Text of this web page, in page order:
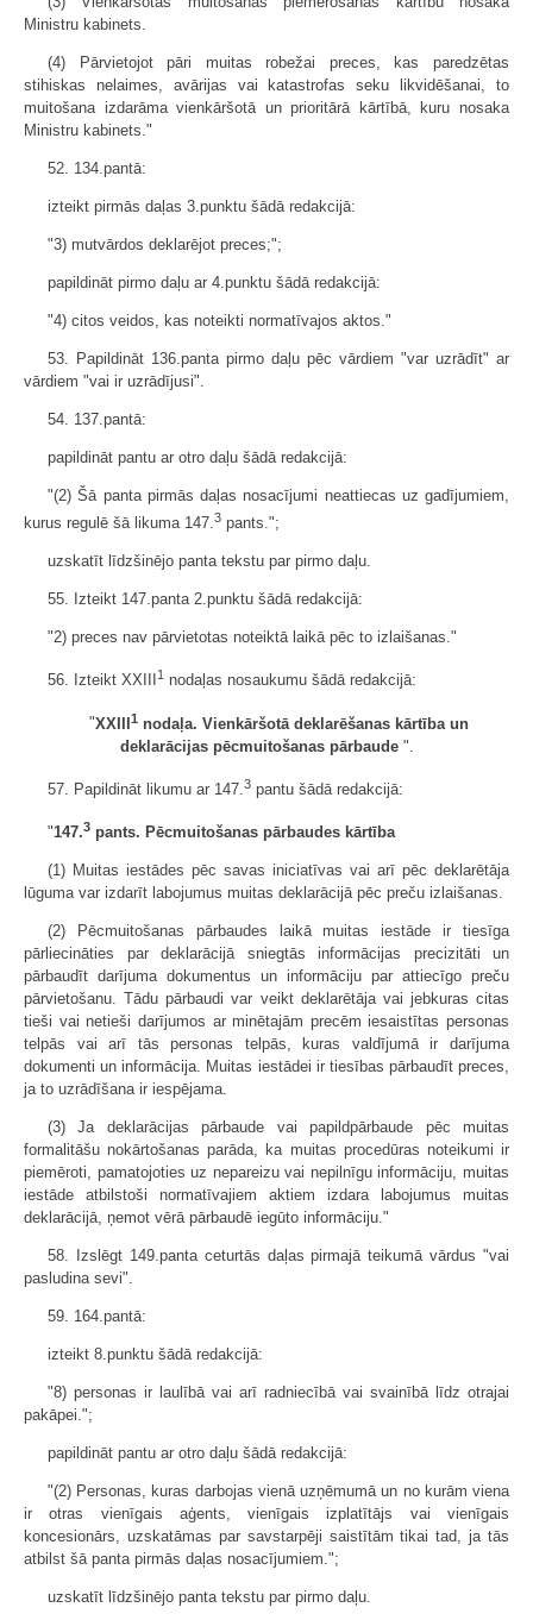
Ministru kabinets.
(4) Pārvietojot pāri muitas robežai preces, kas paredzētas
stihiskas nelaimes, avārijas vai katastrofas seku likvidēšanai, to
muitošana izdarāma vienkāršotā un prioritārā kārtībā, kuru nosaka
Ministru kabinets."
52. 134.pantā:
izteikt pirmās daļas 3.punktu šādā redakcijā:
"3) mutvārdos deklarējot preces;";
papildināt pirmo daļu ar 4.punktu šādā redakcijā:
"4) citos veidos, kas noteikti normatīvajos aktos."
53. Papildināt 136.panta pirmo daļu pēc vārdiem "var uzrādīt" ar
vārdiem "vai ir uzrādījusi".
54. 137.pantā:
papildināt pantu ar otro daļu šādā redakcijā:
"(2) Šā panta pirmās daļas nosacījumi neattiecas uz gadījumiem,
kurus regulē šā likuma 147. 3 pants.";
uzskatīt līdzšinējo panta tekstu par pirmo daļu.
55. Izteikt 147.panta 2.punktu šādā redakcijā:
"2) preces nav pārvietotas noteiktā laikā pēc to izlaišanas."
56. Izteikt XXIII 1 nodaļas nosaukumu šādā redakcijā:
"XXIII1nodaļa. Vienkāršotā deklarēšanas kārtība un
deklarācijas pēcmuitošanas pārbaude".
57. Papildināt likumu ar 147. 3 pantu šādā redakcijā:
"147.3 pants. Pēcmuitošanas pārbaudes kārtība
(1) Muitas iestādes pēc savas iniciatīvas vai arī pēc deklarētāja
lūguma var izdarīt labojumus muitas deklarācijā pēc preču izlaišanas.
(2) Pēcmuitošanas pārbaudes laikā muitas iestāde ir tiesīga
pārliecināties par deklarācijā sniegtās informācijas precizitāti un
pārbaudīt darījuma dokumentus un informāciju par attiecīgo preču
pārvietošanu. Tādu pārbaudi var veikt deklarētāja vai jebkuras citas
tieši vai netieši darījumos ar minētajām precēm iesaistītas personas
telpās vai arī tās personas telpās, kuras valdījumā ir darījuma
dokumenti un informācija. Muitas iestādei ir tiesības pārbaudīt preces,
ja to uzrādīšana ir iespējama.
(3) Ja deklarācijas pārbaude vai papildpārbaude pēc muitas
formalitāšu nokārtošanas parāda, ka muitas procedūras noteikumi ir
piemēroti, pamatojoties uz nepareizu vai nepilnīgu informāciju, muitas
iestāde atbilstoši normatīvajiem aktiem izdara labojumus muitas
deklarācijā, ņemot vērā pārbaudē iegūto informāciju."
58. Izslēgt 149.panta ceturtās daļas pirmajā teikumā vārdus "vai
pasludina sevi".
59. 164.pantā:
izteikt 8.punktu šādā redakcijā:
"8) personas ir laulībā vai arī radniecībā vai svainībā līdz otrajai
pakāpei.";
papildināt pantu ar otro daļu šādā redakcijā:
"(2) Personas, kuras darbojas vienā uzņēmumā un no kurām viena
ir otras vienīgais aģents, vienīgais izplatītājs vai vienīgais
koncesionārs, uzskatāmas par savstarpēji saistītām tikai tad, ja tās
atbilst šā panta pirmās daļas nosacījumiem.";
uzskatīt līdzšinējo panta tekstu par pirmo daļu.